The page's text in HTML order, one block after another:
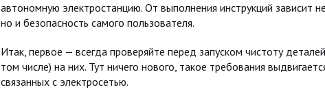
автономную электростанцию. От выполнения инструкций зависит
но и безопасность самого пользователя.
Итак, первое — всегда проверяйте перед запуском чистоту
том числе) на них. Тут ничего нового, такое требования
связанных с электросетью.